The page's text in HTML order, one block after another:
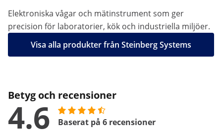
Elektroniska vågar och mätinstrument som ger
precision för laboratorier, kök och industriella miljöer.
Visa alla produkter från Steinberg Systems
Betyg och recensioner
4.6 Baserat på 6 recensioner